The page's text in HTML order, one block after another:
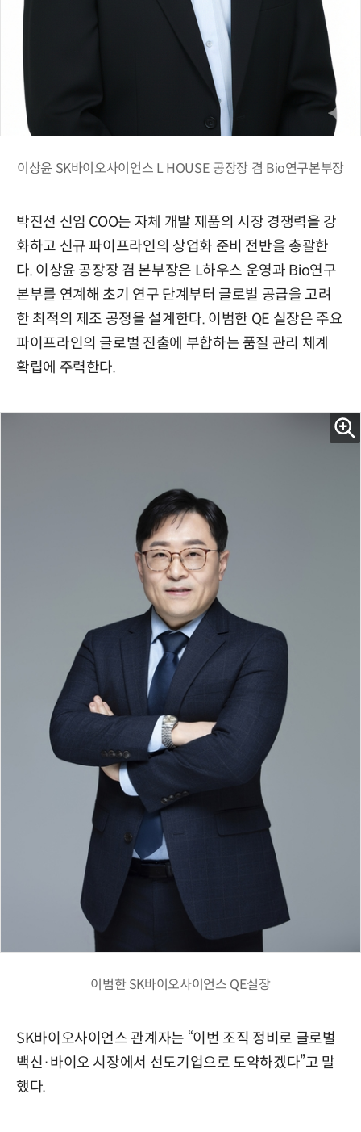
이상윤 SK바이오사이언스 L HOUSE 공장장 겸 Bio연구본부장
박진선 신임 COO는 자체 개발 제품의 시장 경쟁력을 강
화하고 신규 파이프라인의 상업화 준비 전반을 총괄한
다. 이상윤 공장장 겸 본부장은 L하우스 운영과 Bio연구
본부를 연계해 초기 연구 단계부터 글로벌 공급을 고려
한 최적의 제조 공정을 설계한다. 이범한 QE 실장은 주요
파이프라인의 글로벌 진출에 부합하는 품질 관리 체계
확립에 주력한다.
이범한 SK바이오사이언스 QE실장
SK바이오사이언스 관계자는 “이번 조직 정비로 글로벌
백신·바이오 시장에서 선도기업으로 도약하겠다”고 말
했다.